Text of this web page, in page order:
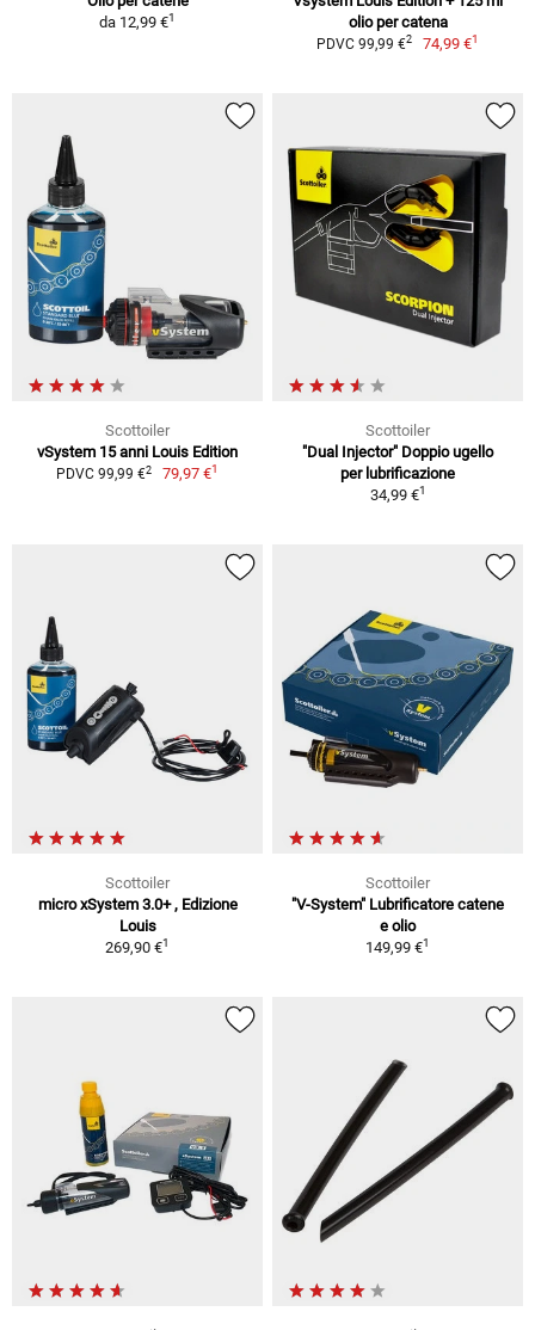
da 12,99 €1
olio per catena
PDVC 99,99 €2 74,99 €1
Scottoiler
vSystem 15 anni Louis Edition
PDVC 99,99 €2 79,97 €1
Scottoiler
"Dual Injector" Doppio ugello
per lubrificazione
34,99 €1
Scottoiler
micro xSystem 3.0+ , Edizione
Louis
269,90 €1
Scottoiler
"V-System" Lubrificatore catene
e olio
149,99 €1